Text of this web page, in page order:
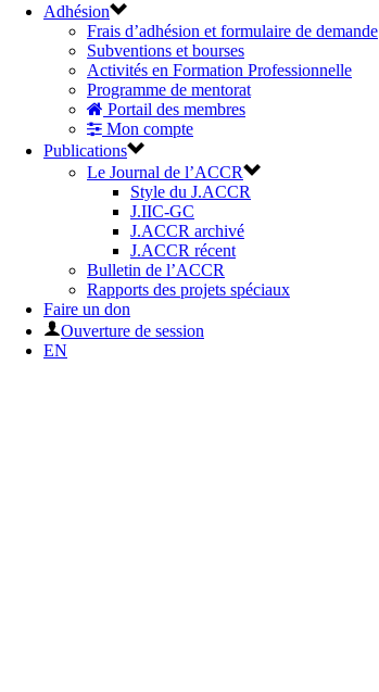
Adhésion
Frais d’adhésion et formulaire de demande
Subventions et bourses
Activités en Formation Professionnelle
Programme de mentorat
Portail des membres
Mon compte
Publications
Le Journal de l’ACCR
Style du J.ACCR
J.IIC-GC
J.ACCR archivé
J.ACCR récent
Bulletin de l’ACCR
Rapports des projets spéciaux
Faire un don
Ouverture de session
EN